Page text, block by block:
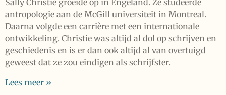
Sally Christie groeide op in Engeland. Ze studeerde
antropologie aan de McGill universiteit in Montreal.
Daarna volgde een carrière met een internationale
ontwikkeling. Christie was altijd al dol op schrijven en
geschiedenis en is er dan ook altijd al van overtuigd
geweest dat ze zou eindigen als schrijfster.
Lees meer »